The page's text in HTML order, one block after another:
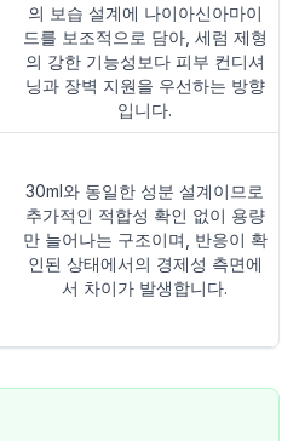
의 보습 설계에 나이아신아마이
드를 보조적으로 담아, 세럼 제형
의 강한 기능성보다 피부 컨디셔
닝과 장벽 지원을 우선하는 방향
입니다.
30ml와 동일한 성분 설계이므로
추가적인 적합성 확인 없이 용량
만 늘어나는 구조이며, 반응이 확
인된 상태에서의 경제성 측면에
서 차이가 발생합니다.